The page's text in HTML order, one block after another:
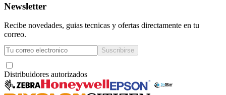
Newsletter
Recibe novedades, guias tecnicas y ofertas directamente en tu
correo.
Suscribirse
Distribuidores autorizados